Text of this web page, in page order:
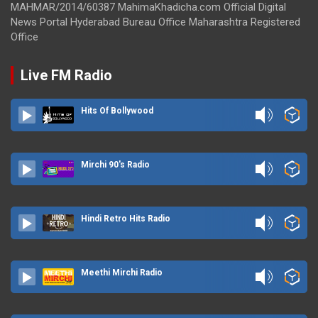
MAHMAR/2014/60387 MahimaKhadicha.com Official Digital
News Portal Hyderabad Bureau Office Maharashtra Registered
Office
Live FM Radio
Hits Of Bollywood
Mirchi 90's Radio
Hindi Retro Hits Radio
Meethi Mirchi Radio